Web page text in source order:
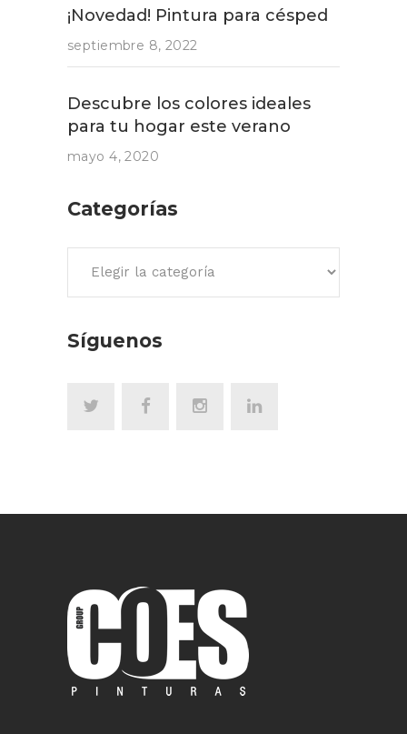
¡Novedad! Pintura para césped
septiembre 8, 2022
Descubre los colores ideales
para tu hogar este verano
mayo 4, 2020
Categorías
Categorías
Síguenos